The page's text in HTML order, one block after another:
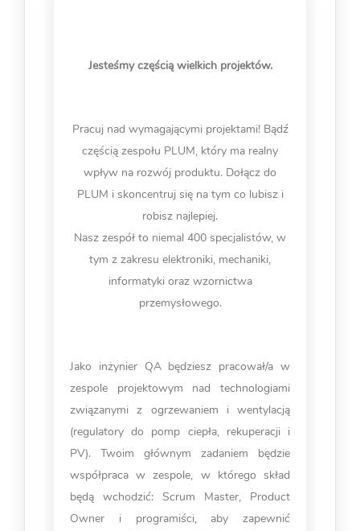
Jesteśmy częścią wielkich projektów.
Pracuj nad wymagającymi projektami! Bądź
częścią zespołu PLUM, który ma realny
wpływ na rozwój produktu. Dołącz do
PLUM i skoncentruj się na tym co lubisz i
robisz najlepiej.
Nasz zespół to niemal 400 specjalistów, w
tym z zakresu elektroniki, mechaniki,
informatyki oraz wzornictwa
przemysłowego.
Jako inżynier QA będziesz pracował/a w
zespole projektowym nad technologiami
związanymi z ogrzewaniem i wentylacją
(regulatory do pomp ciepła, rekuperacji i
PV). Twoim głównym zadaniem będzie
współpraca w zespole, w którego skład
będą wchodzić: Scrum Master, Product
Owner i programiści, aby zapewnić